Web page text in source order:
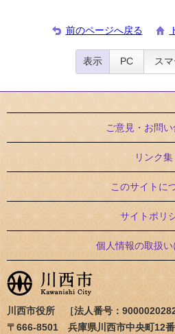
前のページへ戻る
表示 PC ス
ご意見・お問
リンク集
このサイトに
サイトポリ
個人情報の取扱い
川西市役所 ［法人番号：
〒666-8501 兵庫県川西市中央町12